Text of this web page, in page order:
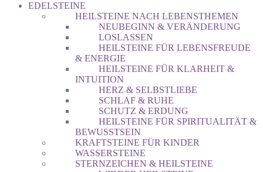
EDELSTEINE
HEILSTEINE NACH LEBENSTHEMEN
NEUBEGINN & VERÄNDERUNG
LOSLASSEN
HEILSTEINE FÜR LEBENSFREUDE
& ENERGIE
HEILSTEINE FÜR KLARHEIT &
INTUITION
HERZ & SELBSTLIEBE
SCHLAF & RUHE
SCHUTZ & ERDUNG
HEILSTEINE FÜR SPIRITUALITÄT &
BEWUSSTSEIN
KRAFTSTEINE FÜR KINDER
WASSERSTEINE
STERNZEICHEN & HEILSTEINE